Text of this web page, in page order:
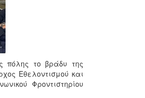
πόλης το βράδυ της
Εθελοντισμού και
Φροντιστηρίου